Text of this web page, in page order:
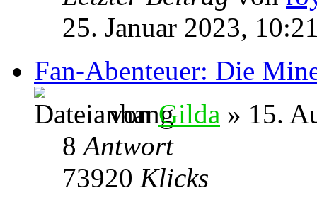
25. Januar 2023,
Fan-Abenteuer: Die
vonGilda » 15.
8Antwort
73920 Klicks